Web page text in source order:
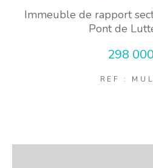
Immeuble de rapport
Pont de
298
REF :